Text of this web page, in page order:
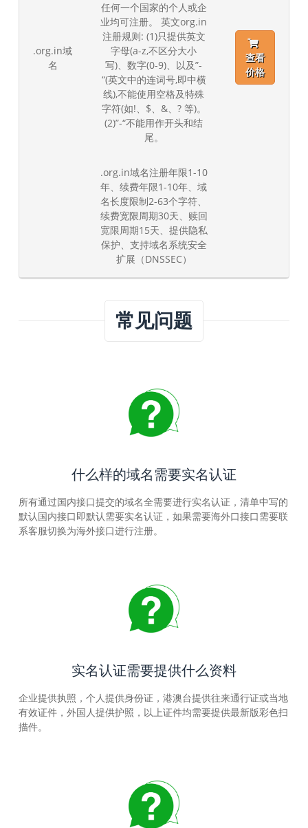
.org.in域
名
任何一个国家的个人或企
业均可注册。 英文org.in
注册规则: (1)只提供英文
字母(a-z,不区分大小
写)、数字(0-9)、以及”-
“(英文中的连词号,即中横
线),不能使用空格及特殊
字符(如!、$、&、? 等)。
(2)”-“不能用作开头和结
尾。
.org.in域名注册年限1-10
年、续费年限1-10年、域
名长度限制2-63个字符、
续费宽限周期30天、赎回
宽限周期15天、提供隐私
保护、支持域名系统安全
扩展（DNSSEC）
查看
价格
常见问题
什么样的域名需要实名认证
所有通过国内接口提交的域名全需要进行实名认证，清单中写的
默认国内接口即默认需要实名认证，如果需要海外口接口需要联
系客服切换为海外接口进行注册。
实名认证需要提供什么资料
企业提供执照，个人提供身份证，港澳台提供往来通行证或当地
有效证件，外国人提供护照，以上证件均需要提供最新版彩色扫
描件。